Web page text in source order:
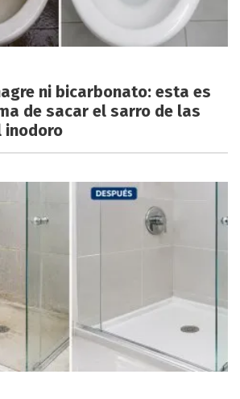
ni bicarbonato: esta es
de sacar el sarro de las
inodoro